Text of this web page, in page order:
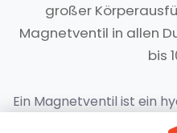
großer
Magnetventil in allen
bis
Ein Magnetventil ist ein
einer